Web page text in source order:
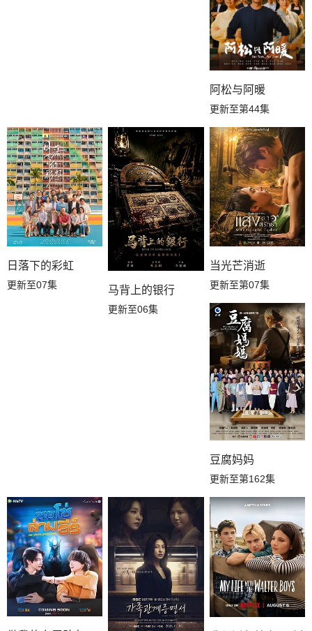
阿松与阿暖
更新至第44集
日落下的彩虹
更新至07集 马背上的银行
更新至06集
当光芒消逝
更新至第07集
豆腐妈妈
更新至第162集